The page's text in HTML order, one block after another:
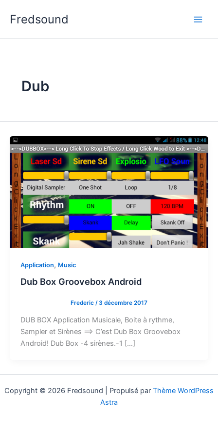
Fredsound
Dub
Application, Music
Dub Box Groovebox Android
Frederic /3 décembre 2017
DUB BOX Application Musicale, Boite à rythme,
Sampler et Sirènes ==> C’est Dub Box Groovebox
Android! Dub Box -4 sirènes.-1 […]
Copyright © 2026 Fredsound | Propulsé par Thème WordPress
Astra